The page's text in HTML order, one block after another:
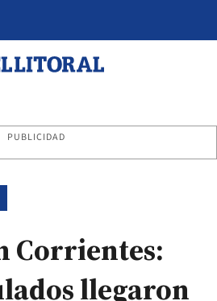
PUBLICIDAD
Corrientes:
llegaron